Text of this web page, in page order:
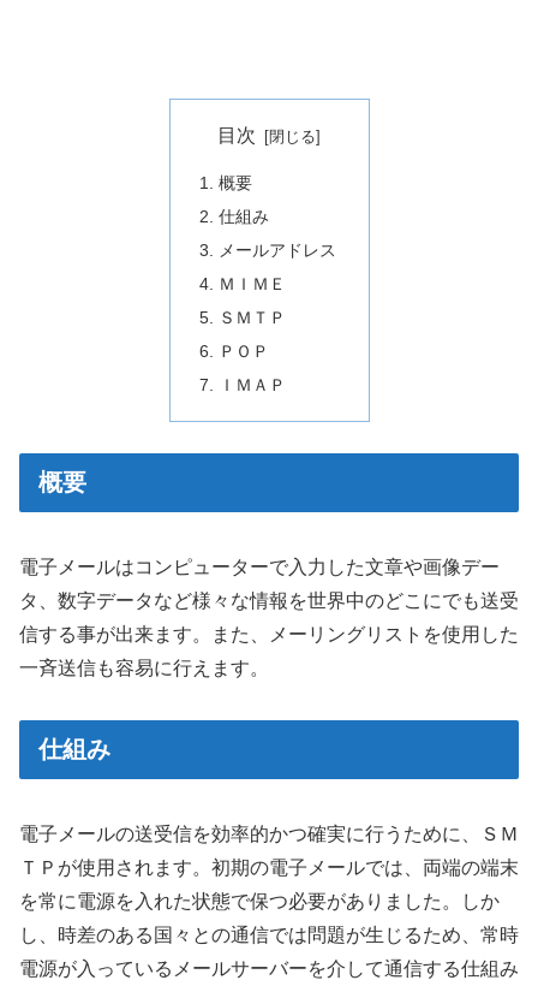
目次
概要
仕組み
メールアドレス
ＭＩＭＥ
ＳＭＴＰ
ＰＯＰ
ＩＭＡＰ
概要
電子メールはコンピューターで入力した文章や画像デー
タ、数字データなど様々な情報を世界中のどこにでも送受
信する事が出来ます。また、メーリングリストを使用した
一斉送信も容易に行えます。
仕組み
電子メールの送受信を効率的かつ確実に行うために、ＳＭ
ＴＰが使用されます。初期の電子メールでは、両端の端末
を常に電源を入れた状態で保つ必要がありました。しか
し、時差のある国々との通信では問題が生じるため、常時
電源が入っているメールサーバーを介して通信する仕組み